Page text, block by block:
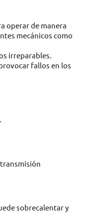
operar de manera
mecánicos como
irreparables.
fallos en los
sobrecalentar y